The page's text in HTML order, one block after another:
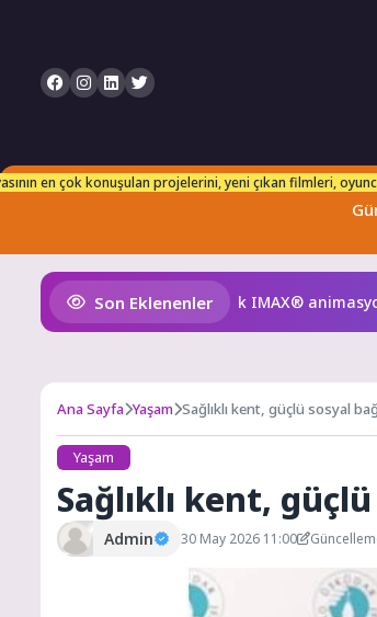
takip edebilirsiniz. Her an taze ve güncel bilgilerle
en çok konuşulan projelerini, yeni çıkan filmleri,
Son Eklenenler
Kral Türkiye’nin ilk IMAX® animasyon filmi
Ana Sayfa Yaşam Sağlıklı kent, güçlü sosyal
Yaşam
Sağlıklı kent,
Admin 30 May 2026 11:00